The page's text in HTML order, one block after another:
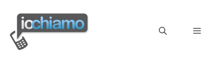
contenuto